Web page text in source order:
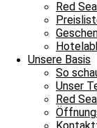
Red
Unsere Basis
So
Unser
Red
Datenschutz
Kontakt
Red Sea
Red Sea Shop
News
Unsere Basis
Tauchen
Fragen und